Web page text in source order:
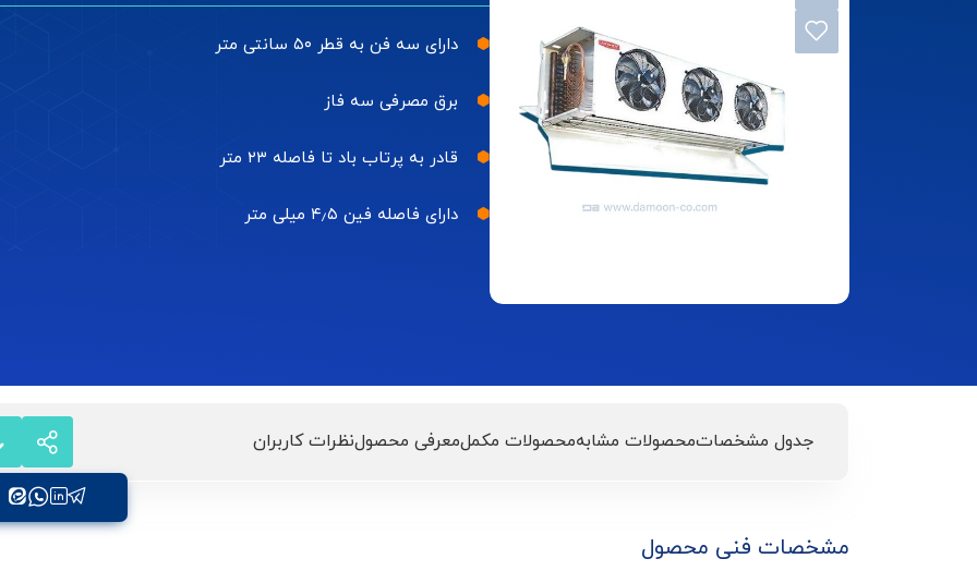
دارای سه فن به قطر ۵۰ سانتی متر
برق مصرفی سه فاز
قادر به پرتاب باد تا فاصله ۲۳ متر
دارای فاصله فین ۴٫۵ میلی متر
جدول مشخصاتمحصولات مشابهمحصولات مکملمعرفی محصولنظرات کاربران
مشخصات فنی محصول